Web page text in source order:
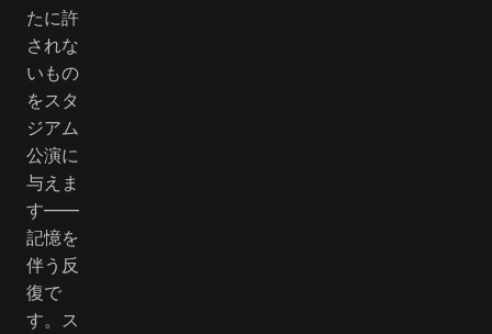
たに許
されな
いもの
をスタ
ジアム
公演に
与えま
す――
記憶を
伴う反
復で
す。ス